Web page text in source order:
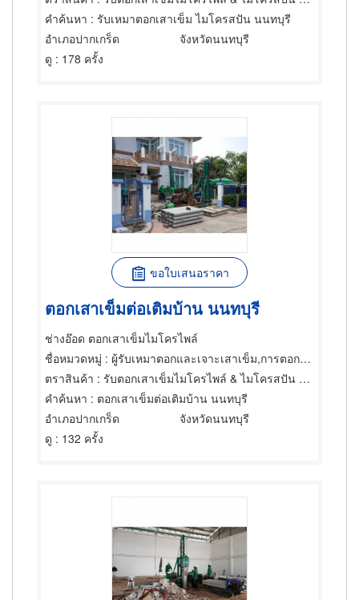
คำค้นหา : รับเหมาตอกเสาเข็ม ไมโครสปัน นนทบุรี
อำเภอปากเกร็ด
จังหวัดนนทบุรี
ดู : 178 ครั้ง
ขอใบเสนอราคา
ตอกเสาเข็มต่อเติมบ้าน นนทบุรี
ช่างอ๊อด ตอกเสาเข็มไมโครไพล์
ชื่อหมวดหมู่ : ผู้รับเหมาตอกและเจาะเสาเข็ม,การตอกเสาเข็ม,ผู้รับเหมาตอกและเจาะเสาเข็ม
ตราสินค้า : รับตอกเสาเข็มไมโครไพล์ & ไมโครสปัน ช่างอ๊อด
คำค้นหา : ตอกเสาเข็มต่อเติมบ้าน นนทบุรี
อำเภอปากเกร็ด
จังหวัดนนทบุรี
ดู : 132 ครั้ง